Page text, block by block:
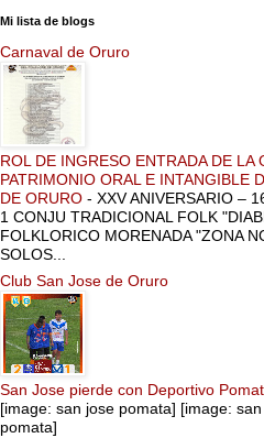
Mi lista de blogs
Carnaval de Oruro
ROL DE INGRESO ENTRADA DE LA
PATRIMONIO ORAL E INTANGIBLE
DE ORURO - XXV ANIVERSARIO –
1 CONJU TRADICIONAL FOLK
FOLKLORICO MORENADA "ZONA
SOLOS...
Club San Jose de Oruro
San Jose pierde con Deportivo
[image: san jose pomata] [image:
pomata]